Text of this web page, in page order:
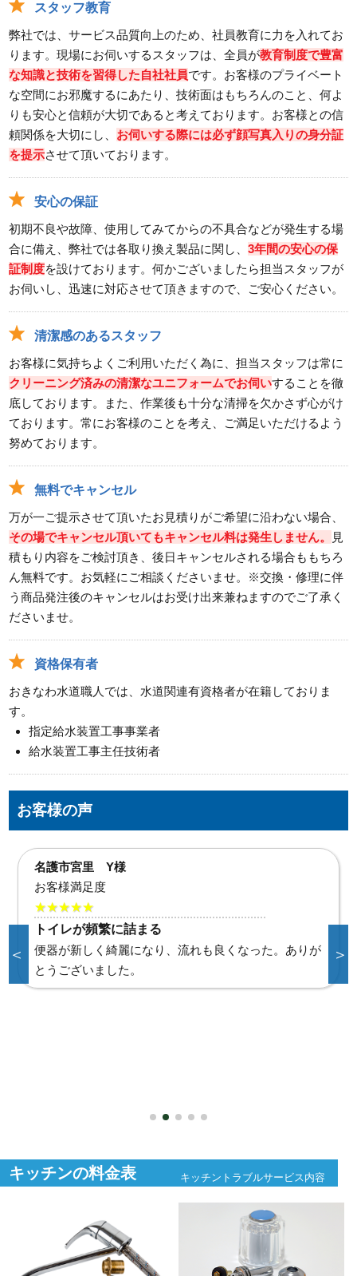
スタッフ教育
弊社では、サービス品質向上のため、社員教育に力を入れてお
ります。現場にお伺いするスタッフは、全員が教育制度で豊富
な知識と技術を習得した自社社員です。お客様のプライベート
な空間にお邪魔するにあたり、技術面はもちろんのこと、何よ
りも安心と信頼が大切であると考えております。お客様との信
頼関係を大切にし、 お伺いする際には必ず顔写真入りの身分証
を提示させて頂いております。
安心の保証
初期不良や故障、使用してみてからの不具合などが発生する場
合に備え、弊社では各取り換え製品に関し、3年間の安心の保
証制度を設けております。何かございましたら担当スタッフが
お伺いし、迅速に対応させて頂きますので、ご安心ください。
清潔感のあるスタッフ
お客様に気持ちよくご利用いただく為に、担当スタッフは常に
クリーニング済みの清潔なユニフォームでお伺いすることを徹
底しております。また、作業後も十分な清掃を欠かさず心がけ
ております。常にお客様のことを考え、ご満足いただけるよう
努めております。
無料でキャンセル
万が一ご提示させて頂いたお見積りがご希望に沿わない場合、
その場でキャンセル頂いてもキャンセル料は発生しません。
見
積もり内容をご検討頂き、後日キャンセルされる場合ももちろ
ん無料です。お気軽にご相談くださいませ。※交換・修理に伴
う商品発注後のキャンセルはお受け出来兼ねますのでご了承く
ださいませ。
資格保有者
おきなわ水道職人では、水道関連有資格者が在籍しておりま
す。
指定給水装置工事事業者
給水装置工事主任技術者
お客様の声
那覇市 H様
お客様満足度
★★★★★
トイレ詰まり解消
お腹の調子が悪くトイレットペーパーを多く流してし
まったが直って良かった。
ありがとうございました。
＜ ＞
キッチンの料金表 キッチントラブルサービス内容